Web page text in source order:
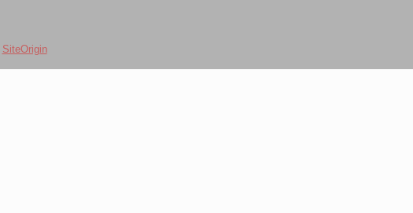
SiteOrigin